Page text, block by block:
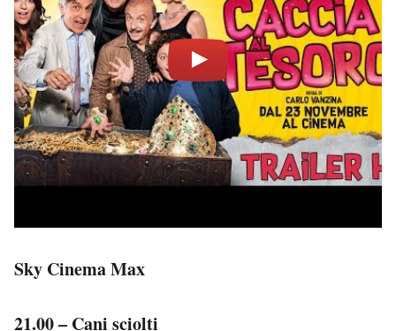
Sky Cinema Max
21.00 – Cani sciolti